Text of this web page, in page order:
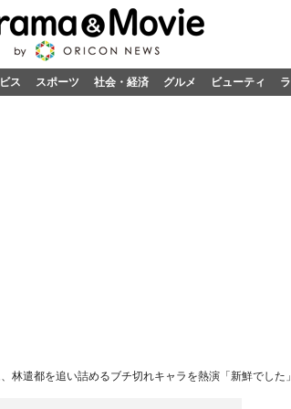
ス スポーツ 社会・経済 グルメ ビューティ
林遣都を追い詰めるブチ切れキャラを熱演「新鮮でした」